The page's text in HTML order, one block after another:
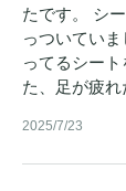
たです。 シ
っついてい
ってるシー
た、足が疲
2025/7/23